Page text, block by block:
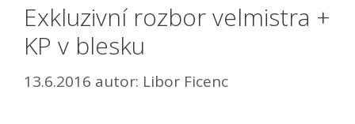
Exkluzivní rozbor velmistra +
KP v blesku
13.6.2016 autor: Libor Ficenc